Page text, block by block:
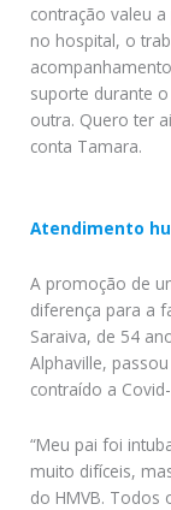
contração valeu
no hospital, o
suporte durante
outra. Quero ter
conta Tamara.
Atendimento
A promoção de
diferença para a
Saraiva, de 54
Alphaville,
contraído a
“Meu pai foi
muito difíceis,
do HMVB. Todos